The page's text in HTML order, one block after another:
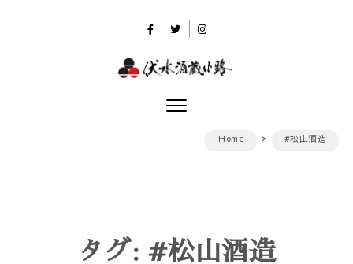
Toggle
Home
#松山酒造
タグ: #松山酒造